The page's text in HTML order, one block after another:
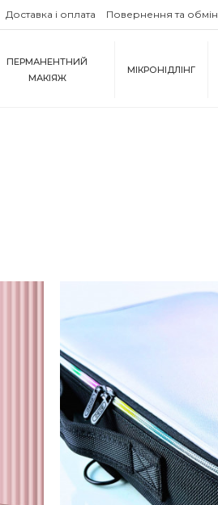
Доставка і оплата Повернення та обмін
ПЕРМАНЕНТНИЙ
МАКІЯЖ
МІКРОНІДЛІНГ